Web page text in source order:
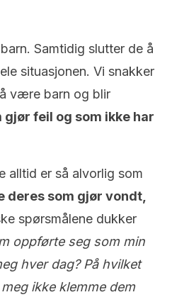
Samtidig slutter de å
situasjonen. Vi snakker
være barn og blir
feil og som ikke har
alltid er så alvorlig som
deres som gjør vondt,
spørsmålene dukker
oppførte seg som min
hver dag? På hvilket
ikke klemme dem